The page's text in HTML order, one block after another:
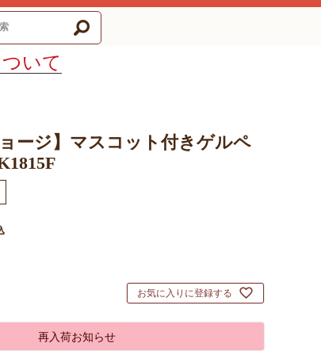
いて
ージ】マスコット付きゲルペ
お気に入りに登録する
再入荷お知らせ